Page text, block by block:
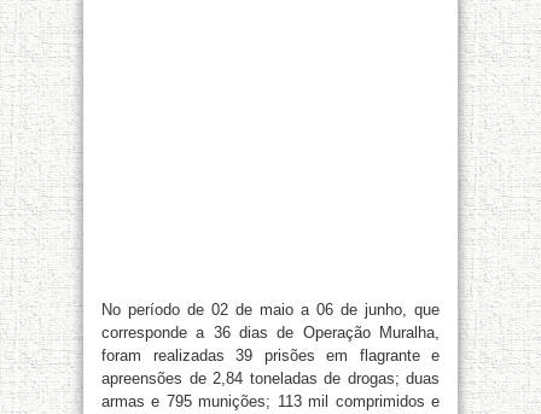
No período de 02 de maio a 06 de junho, que
corresponde a 36 dias de Operação Muralha,
foram realizadas 39 prisões em flagrante e
apreensões de 2,84 toneladas de drogas; duas
armas e 795 munições; 113 mil comprimidos e